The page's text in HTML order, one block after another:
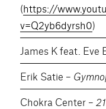
(https://
v=Q2yb6dyrsh0)
James K feat. Eve
Erik Satie –
Chokra Center –